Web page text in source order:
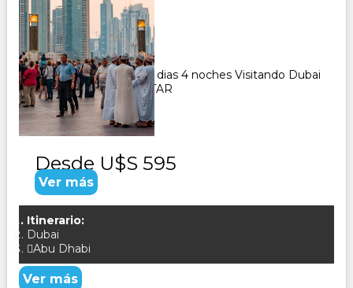
Duración:
5Días4Noches
Paquete Turistico de 5 dias 4 noches Visitando Dubai
y Abu Dhabi CONSULTAR
Desde U$S 595
Ver más
Itinerario:
Dubai
Abu Dhabi
Ver más